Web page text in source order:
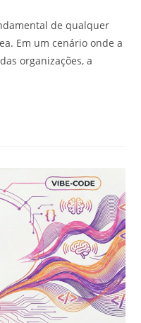
de qualquer
Em um cenário onde a
organizações, a